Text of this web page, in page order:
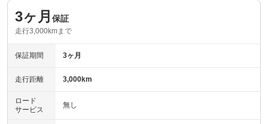
3ヶ月 保証
走行3,000kmまで
保証期間 3ヶ月
走行距離 3,000km
ロード
サービス
無し